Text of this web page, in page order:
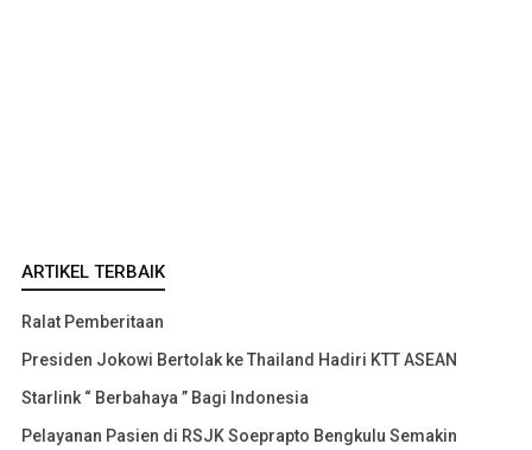
ARTIKEL TERBAIK
Ralat Pemberitaan
Presiden Jokowi Bertolak ke Thailand Hadiri KTT ASEAN
Starlink “ Berbahaya ” Bagi Indonesia
Pelayanan Pasien di RSJK Soeprapto Bengkulu Semakin